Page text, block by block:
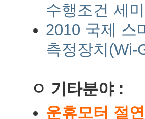
수행조건 세
2010 국제 스
측정장치(Wi-
ㅇ 기타분야 :
운휴모터 절